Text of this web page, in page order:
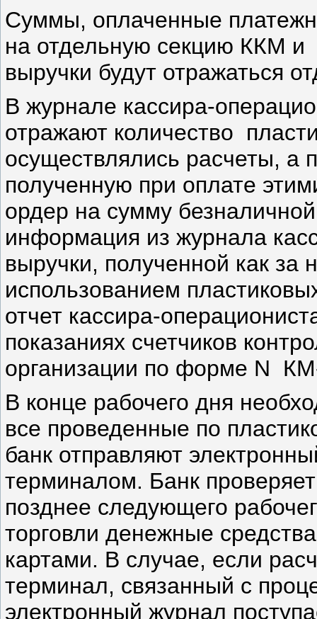
Суммы, оплаченные
на отдельную секцию ККМ
выручки будут отражаться
В журнале кассира-
отражают количество
осуществлялись расчеты, а
полученную при оплате
ордер на сумму
информация из журнала
выручки, полученной как за
использованием
отчет кассира-
показаниях счетчиков
организации по форме N
В конце рабочего дня
все проведенные по
банк отправляют
терминалом. Банк
позднее следующего
торговли денежные
картами. В случае, если
терминал, связанный с
электронный журнал